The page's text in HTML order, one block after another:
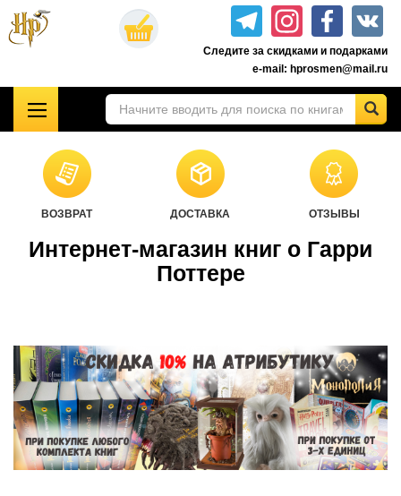
Перейти
Следите за скидками и подарками
e-mail: hprosmen@mail.ru
Комплекты книг о Гарри Поттере
Акционные товары к комплекту 7 книг Росмэн
Подарочные издания
Атрибутика Гарри Поттер
Одежда Гарри Поттер
Новогодние игрушки
Сладости Jelly Belly
АКЦИИ САЙТА
ВОЗВРАТ ДОСТАВКА ОТЗЫВЫ
Интернет-магазин книг о Гарри
Поттере